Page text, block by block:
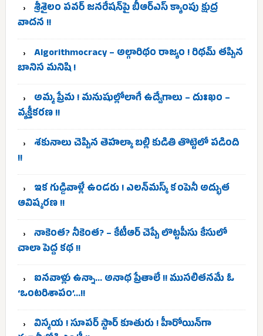
శ్రీశైలం పవర్ జనరేషన్‌పై బీఆర్ఎస్ క్యాంపు క్షుద్ర
వాదన !!
Algorithmocracy – అల్గారిథం రాజ్యం ! రిథమ్ తప్పిన
బానిస మనిషి !
అమ్మ ప్రేమ ! మనుషుల్లోలాగే ఉద్వేగాలు – దుఃఖం –
వ్యక్తీకరణ !!
శకునాలు చెప్పిన తెహల్కా బల్లి కుడితి తొట్టెలో పడింది
!!
ఇక గుడ్డివాళ్లే ఉండరు ! ఎలన్‌మస్క్ కంపెనీ అద్భుత
ఆవిష్కరణ !!
నాకెంత? నీకెంత? – కేటీఆర్ చెప్పే లొట్టపీసు కేసులో
చాలా పెద్ద కథ !!
ఐనవాళ్లు ఉన్నా… అనాథ ప్రేతాలే !! ముసలితనమే ఓ
‘ఒంటరిశాపం’…!!
విస్మయ ! సూపర్ స్టార్ కూతురు ! హీరోయిన్‌గా